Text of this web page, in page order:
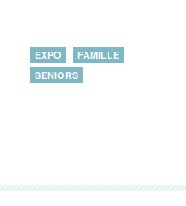
EXPO
FAMILLE
SENIORS